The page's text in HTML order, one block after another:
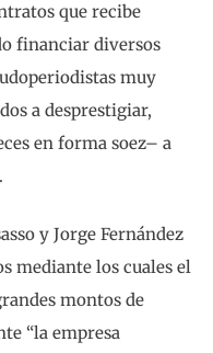
que recibe
financiar diversos
muy
a desprestigiar,
en forma soez– a
y Jorge Fernández
mediante los cuales el
montos de
“la empresa